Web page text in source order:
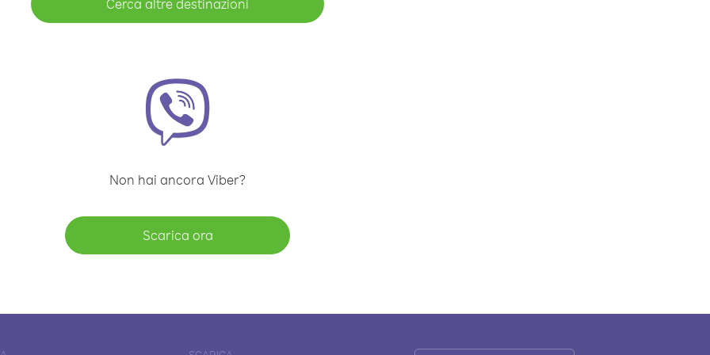
Cerca altre destinazioni
Non hai ancora Viber?
Scarica ora